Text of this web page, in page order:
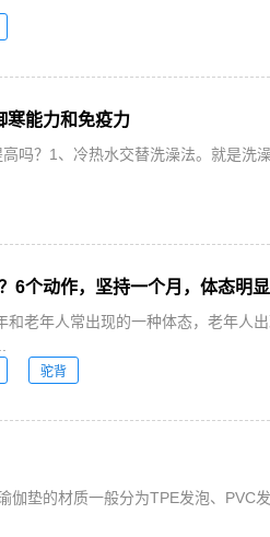
寒能力和免疫力
吗？1、冷热水交替洗澡法。就是洗澡
6个动作，坚持一个月，体态明显
和老年人常出现的一种体态，老年人
驼背
垫的材质一般分为TPE发泡、PVC发